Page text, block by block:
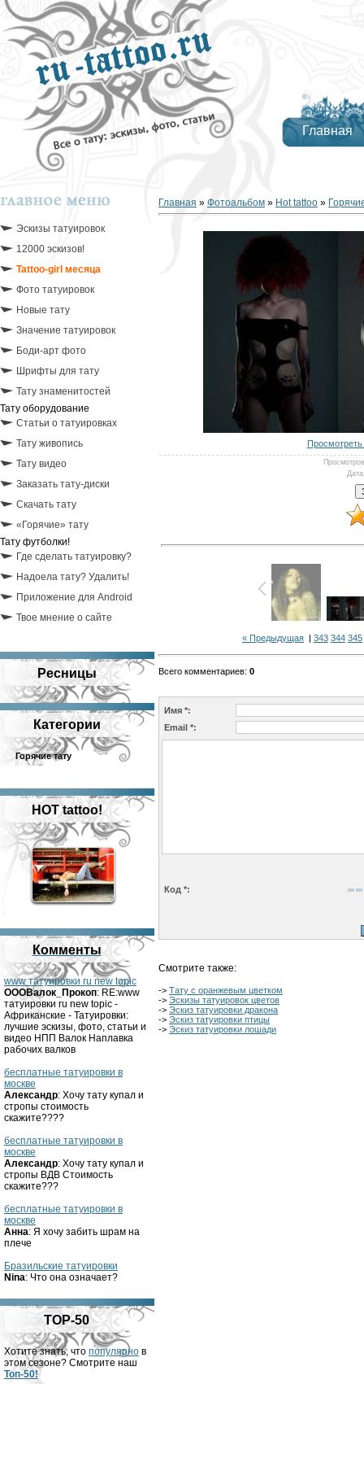
Главная
Эскизы татуировок
12000 эскизов!
Tattoo-girl месяца
Фото татуировок
Новые тату
Значение татуировок
Боди-арт фото
Шрифты для тату
Тату знаменитостей
Тату оборудование
Статьи о татуировках
Тату живопись
Тату видео
Заказать тату-диски
Скачать тату
«Горячие» тату
Тату футболки!
Где сделать татуировку?
Надоела тату? Удалить!
Приложение для Android
Твое мнение о сайте
Ресницы
Категории
Горячие тату
HOT tattoo!
Комменты
www татуировки ru new topic
OOOВалок_Прокоп: RE:www
татуировки ru new topic -
Африканские - Татуировки:
лучшие эскизы, фото, статьи и
видео НПП Валок Наплавка
рабочих валков
бесплатные татуировки в
москве
Александр: Хочу тату купал и
стропы стоимость
скажите????
бесплатные татуировки в
москве
Александр: Хочу тату купал и
стропы ВДВ Стоимость
скажите???
бесплатные татуировки в
москве
Анна: Я хочу забить шрам на
плече
Бразильские татуировки
Nina: Что она означает?
TOP-50
Хотите знать, что популярно в
этом сезоне? Смотрите наш
Топ-50!
Главная » Фотоальбом » Hot tattoo »
Просмотров
Дата
« Предыдущая | 343 344 345
Всего комментариев: 0
Имя *:
Email *:
Код *:
Смотрите также:
-> Тату с оранжевым цветком
-> Эскизы татуировок цветов
-> Эскиз татуировки дракона
-> Эскиз татуировки птицы
-> Эскиз татуировки лошади